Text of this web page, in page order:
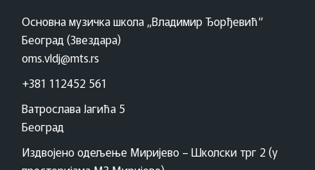
Основна музичка школа „Владимир Ђорђевић“
Београд (Звездара)
oms.vldj@mts.rs
+381 112452 561
Ватрослава Јагића 5
Београд
Издвојено одељење Миријево – Школски трг 2 (у